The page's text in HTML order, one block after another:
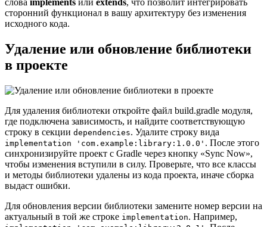
сторонний функционал в вашу архитектуру без изменения
исходного кода.
Удаление или обновление библиотеки
в проекте
Для удаления библиотеки откройте файл build.gradle модуля,
где подключена зависимость, и найдите соответствующую
строку в секции dependencies. Удалите строку вида
implementation 'com.example:library:1.0.0' . После этого
синхронизируйте проект с Gradle через кнопку «Sync Now»,
чтобы изменения вступили в силу. Проверьте, что все классы
и методы библиотеки удалены из кода проекта, иначе сборка
выдаст ошибки.
Для обновления версии библиотеки замените номер версии на
актуальный в той же строке implementation. Например,